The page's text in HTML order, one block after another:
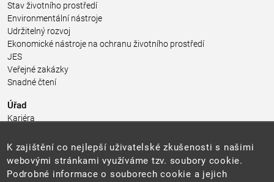
Stav životního prostředí
Environmentální nástroje
Udržitelný rozvoj
Ekonomické nástroje na ochranu životního prostředí
JES
Veřejné zakázky
Snadné čtení
Úřad
Kariéra
Pro média a veřejnost
Povinně zveřejňované informace
Kontakty
K zajištění co nejlepší uživatelské zkušenosti s našimi
webovými stránkami využíváme tzv. soubory cookie.
Podrobné informace o souborech cookie a jejich